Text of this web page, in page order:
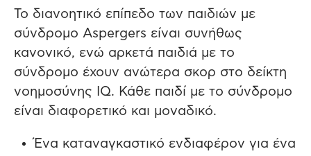
Το διανοητικό επίπεδο των παιδιών με
σύνδρομο Aspergers είναι συνήθως
κανονικό, ενώ αρκετά παιδιά με το
σύνδρομο έχουν ανώτερα σκορ στο δείκτη
νοημοσύνης IQ. Κάθε παιδί με το σύνδρομο
είναι διαφορετικό και μοναδικό.
Ένα καταναγκαστικό ενδιαφέρον για ένα